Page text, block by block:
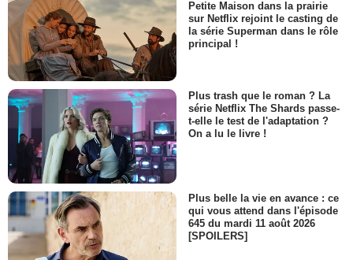
Petite Maison dans la prairie
sur Netflix rejoint le casting de
la série Superman dans le rôle
principal !
Plus trash que le roman ? La
série Netflix The Shards passe-
t-elle le test de l'adaptation ?
On a lu le livre !
Plus belle la vie en avance : ce
qui vous attend dans l'épisode
645 du mardi 11 août 2026
[SPOILERS]